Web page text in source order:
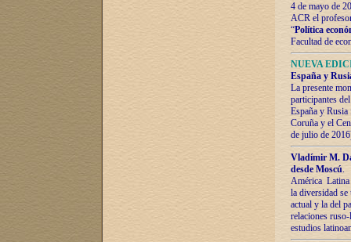
4 de mayo de
ACR el
“Política
Facultad de
NUEVA
España y
La presente
participantes
España y
Coruña y el
de julio de
Vladímir М.
desde Moscú.
América Latina
la diversidad
actual у lа del
relaciones
estudios